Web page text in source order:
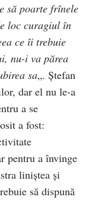
să poarte frînele
loc curagiul în
ce îi trebuie
nu-i va părea
sa„. Ștefan
dar el nu le-a
a se
a fost:
pentru a învinge
liniştea şi
să dispună